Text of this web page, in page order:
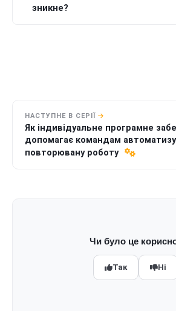
зникне?
НАСТУПНЕ В СЕРІЇ
Як індивідуальне програмне
допомагає командам
повторювану роботу
Чи було це
Так Ні